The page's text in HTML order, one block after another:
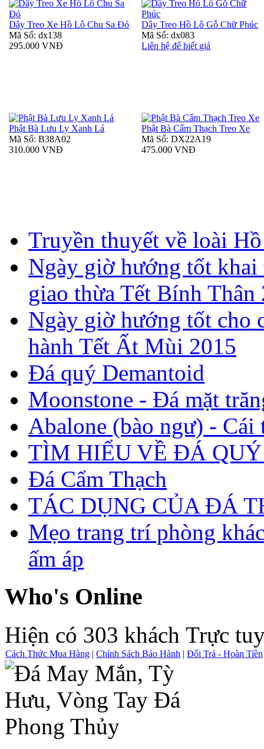
Dây Treo Xe Hồ Lô Chu Sa Đỏ
Mã Số: dx138
295.000 VNĐ
Dây Treo Hồ Lô Gỗ Chữ Phúc
Mã Số: dx083
Liên hệ để biết giá
Phật Bà Lưu Ly Xanh Lá
Mã Số: B38A02
310.000 VNĐ
Phật Bà Cẩm Thạch Treo Xe
Mã Số: DX22A19
475.000 VNĐ
Truyền thuyết về loài
Ngày giờ hướng tốt
giao thừa Tết Bính Thân
Ngày giờ hướng tốt cho
hành Tết Ất Mùi 2015
Đá quý Demantoid
Moonstone - Đá mặt
Abalone (bào ngư) - Cái
TÌM HIỂU VỀ ĐÁ QUÝ
Đá Cẩm Thạch
TÁC DỤNG CỦA ĐÁ
Mẹo trang trí phòng
ấm áp
Who's Online
Hiện có 303 khách Trực
Cách Thức Mua Hàng | Chính Sách Bảo Hành | Đổi Trả - Hoàn Tiền